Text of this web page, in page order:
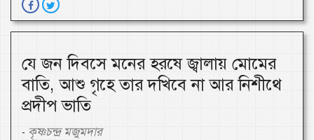
যে জন দিবসে মনের হরষে জ্বালায় মোমের
বাতি, আশু গৃহে তার দখিবে না আর নিশীথে
প্রদীপ ভাতি
- কৃষ্ণচন্দ্র মজুমদার